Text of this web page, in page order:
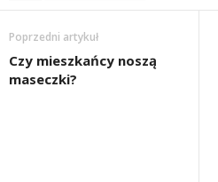
Poprzedni artykuł
Czy mieszkańcy noszą
maseczki?